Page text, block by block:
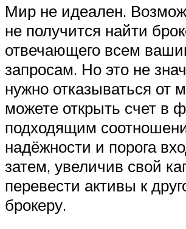
Мир не идеален.
не получится найти
отвечающего всем
запросам. Но это не
нужно отказываться от
можете открыть счет в
подходящим
надёжности и порога
затем, увеличив свой
перевести активы к
брокеру.